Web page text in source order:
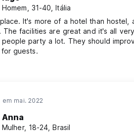
Homem, 31-40, Itália
It's more of a hotel than hostel,
The facilities are great and it's all
party a lot. They should
guests.
em mai. 2022
Anna
Mulher, 18-24, Brasil